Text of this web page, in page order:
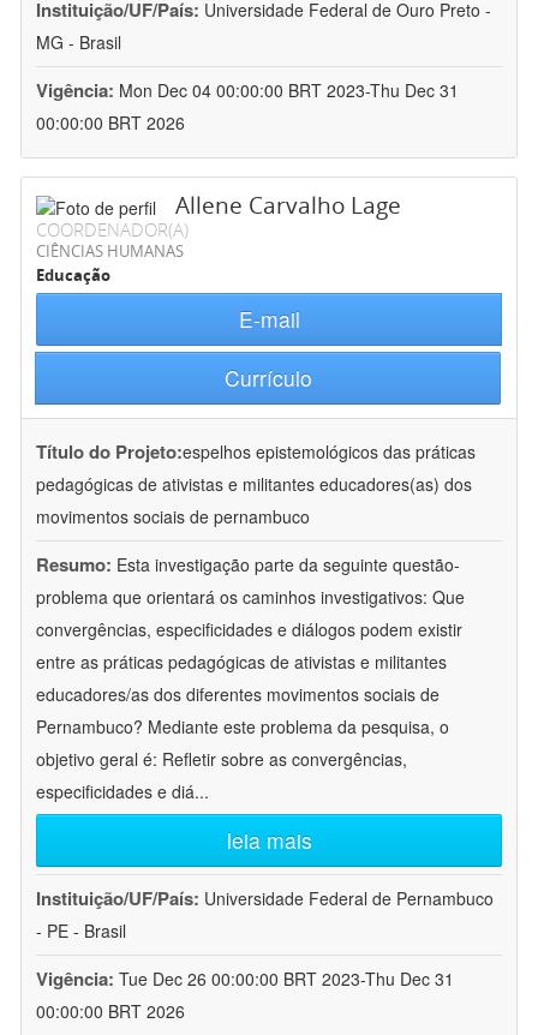
Instituição/UF/País: Universidade Federal de Ouro Preto -
MG - Brasil
Vigência: Mon Dec 04 00:00:00 BRT 2023-Thu Dec 31
00:00:00 BRT 2026
Allene Carvalho Lage
COORDENADOR(A)
CIÊNCIAS HUMANAS
Educação
E-mail
Currículo
Título do Projeto:espelhos epistemológicos das práticas
pedagógicas de ativistas e militantes educadores(as) dos
movimentos sociais de pernambuco
Resumo: Esta investigação parte da seguinte questão-
problema que orientará os caminhos investigativos: Que
convergências, especificidades e diálogos podem existir
entre as práticas pedagógicas de ativistas e militantes
educadores/as dos diferentes movimentos sociais de
Pernambuco? Mediante este problema da pesquisa, o
objetivo geral é: Refletir sobre as convergências,
especificidades e diá...
leia mais
Instituição/UF/País: Universidade Federal de Pernambuco
- PE - Brasil
Vigência: Tue Dec 26 00:00:00 BRT 2023-Thu Dec 31
00:00:00 BRT 2026